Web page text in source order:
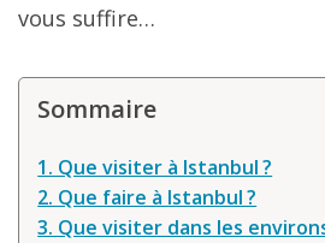
vous suffire…
Sommaire
1. Que visiter à Istanbul ?
2. Que faire à Istanbul ?
3. Que visiter dans les